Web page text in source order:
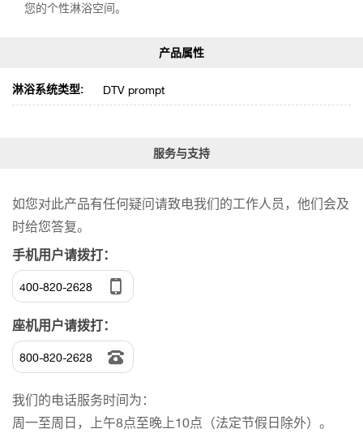
您的个性淋浴空间。
淋浴系统类型: DTV prompt
服务与支持
如您对此产品有任何疑问请致电我们的工作人员，他们会及
时给您答复。
手机用户请拨打：
400-820-2628
座机用户请拨打：
800-820-2628
我们的电话服务时间为：
周一至周日，上午8点至晚上10点（法定节假日除外）。